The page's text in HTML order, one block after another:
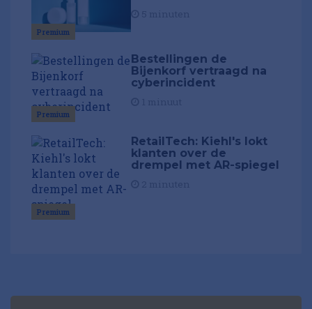
Premium
Premium
Bestellingen de
Bijenkorf vertraagd na
cyberincident
Premium
RetailTech: Kiehl's lokt
klanten over de
drempel met AR-spiegel